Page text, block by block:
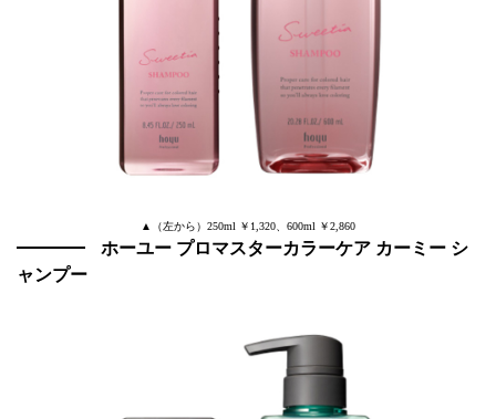
▲（左から）250ml ￥1,320、600ml ￥2,860
ホーユー プロマスターカラーケア カーミー シ
ャンプー